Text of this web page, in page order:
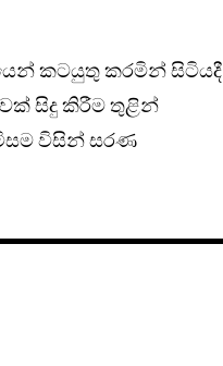
කටයුතු කරමින් සිටියදී
සිදු කිරීම තුළින්
විසින් සරණ